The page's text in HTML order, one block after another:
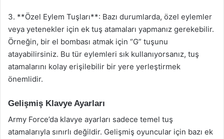
3. **Özel Eylem Tuşları**: Bazı durumlarda, özel eylemler
veya yetenekler için ek tuş atamaları yapmanız gerekebilir.
Örneğin, bir el bombası atmak için “G” tuşunu
atayabilirsiniz. Bu tür eylemleri sık kullanıyorsanız, tuş
atamalarını kolay erişilebilir bir yere yerleştirmek
önemlidir.
Gelişmiş Klavye Ayarları
Army Force’da klavye ayarları sadece temel tuş
atamalarıyla sınırlı değildir. Gelişmiş oyuncular için bazı ek